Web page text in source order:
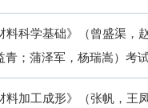
料科学基础》（曾盛渠，
青；蒲泽军，杨瑞嵩）考
料加工成形》（张帆，王